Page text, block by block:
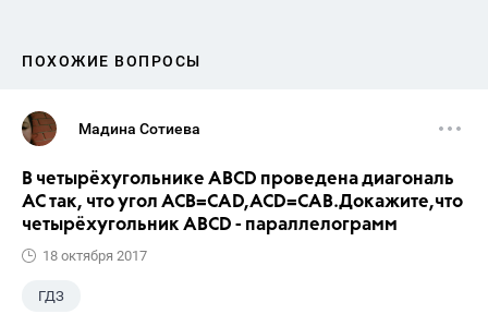
ПОХОЖИЕ ВОПРОСЫ
Мадина Сотиева
В четырёхугольнике ABCD проведена диагональ
AC так, что угол ACB=CAD,ACD=CAB.Докажите,что
четырёхугольник ABCD - параллелограмм
18 октября 2017
ГДЗ